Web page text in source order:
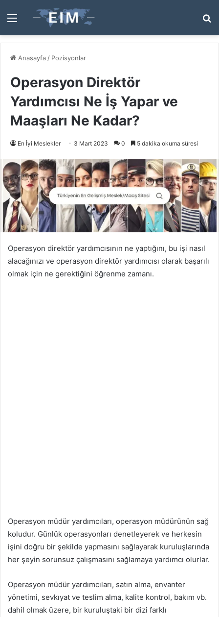
Menü
...
Anasayfa / Pozisyonlar
Operasyon Direktör
Yardımcısı Ne İş Yapar ve
Maaşları Ne Kadar?
En İyi Meslekler 3 Mart 2023 0 5 dakika okuma süresi
Operasyon direktör yardımcısının ne yaptığını, bu işi nasıl
alacağınızı ve operasyon direktör yardımcısı olarak başarılı
olmak için ne gerektiğini öğrenme zamanı.
Operasyon müdür yardımcıları, operasyon müdürünün sağ
koludur. Günlük operasyonları denetleyerek ve herkesin
işini doğru bir şekilde yapmasını sağlayarak kuruluşlarında
her şeyin sorunsuz çalışmasını sağlamaya yardımcı olurlar.
Operasyon müdür yardımcıları, satın alma, envanter
yönetimi, sevkıyat ve teslim alma, kalite kontrol, bakım vb.
dahil olmak üzere, bir kuruluştaki bir dizi farklı